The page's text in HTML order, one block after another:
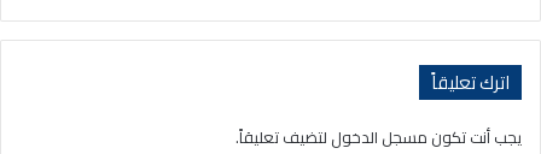
اترك تعليقاً
يجب أنت تكون مسجل الدخول لتضيف تعليقاً.